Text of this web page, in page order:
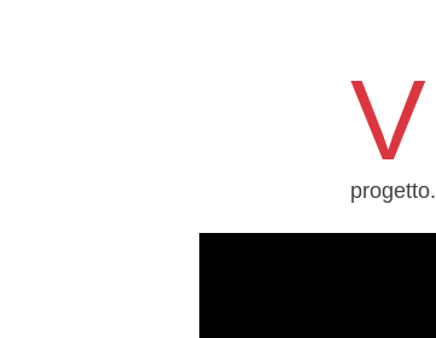
V
progetto.